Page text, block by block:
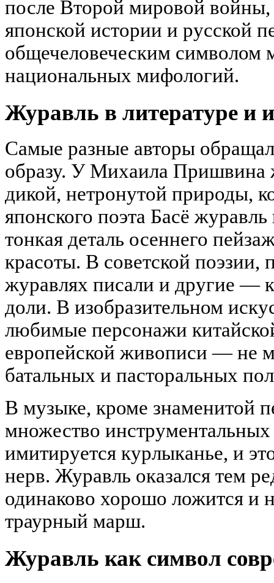
после Второй мировой войны,
японской истории и русской
общечеловеческим символом
национальных мифологий.
Журавль в литературе и
Самые разные авторы
образу. У Михаила Пришвина
дикой, нетронутой природы,
японского поэта Басё журавль
тонкая деталь осеннего
красоты. В советской поэзии,
журавлях писали и другие —
доли. В изобразительном
любимые персонажи
европейской живописи — не
батальных и пасторальных
В музыке, кроме знаменитой
множество
имитируется курлыканье, и
нерв. Журавль оказался тем
одинаково хорошо ложится и
траурный марш.
Журавль как символ